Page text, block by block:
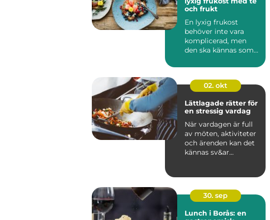
och frukt
En lyxig frukost
behöver inte vara
komplicerad, men
den ska kännas som
02. okt
Lättlagade rätter för
en stressig vardag
När vardagen är full
av möten, aktiviteter
och ärenden kan det
kännas sv&ar...
30. sep
Lunch i Borås: en